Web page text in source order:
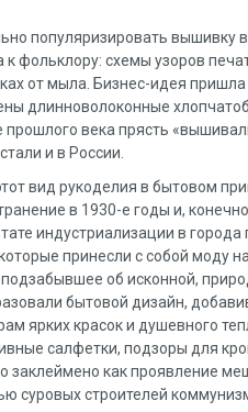
популяризировать вышивку
к фольклору: схемы узоров
от мыла. Бизнес-идея
длинноволоконные
прошлого века прясть
и в России.
вид рукоделия в бытовом
в 1930-е годы и,
индустриализации в
принесли с собой моду
об исконной,
бытовой дизайн,
ярких красок и душевного
салфетки, подзоры для
заклеймено как проявление
суровых строителей